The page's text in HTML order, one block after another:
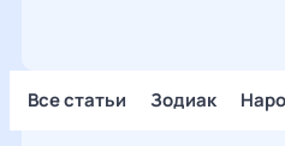
Все статьи Зодиак